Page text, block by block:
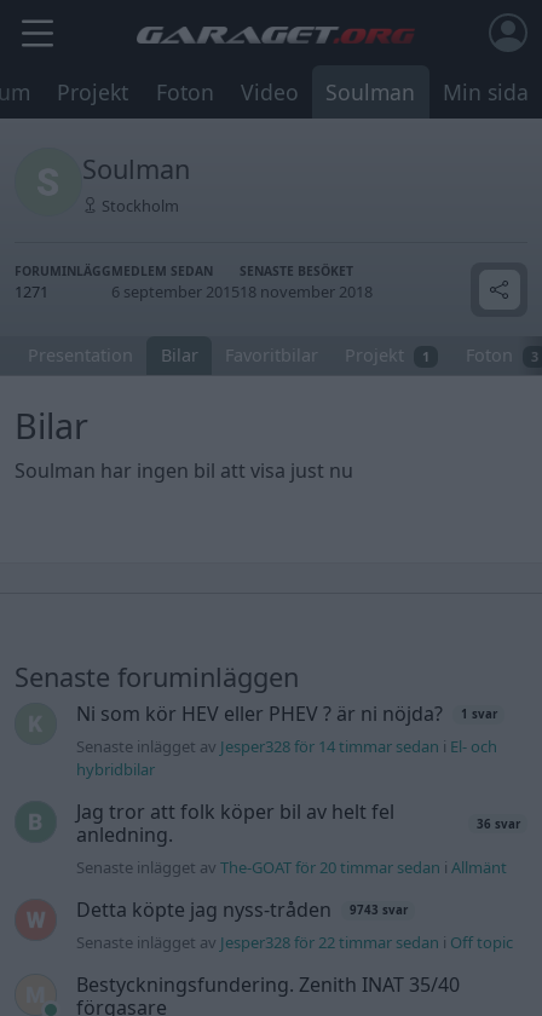
Projekt Foton Video Soulman Min sida
Soulman
Stockholm
FORUMINLÄGG
1271
MEDLEM SEDAN
6 september 2015
SENASTE BESÖKET
18 november 2018
Presentation Bilar Favoritbilar Projekt 1 Foton 3
Bilar
Soulman har ingen bil att visa just nu
Senaste foruminläggen
Ni som kör HEV eller PHEV ? är ni nöjda? 1 svar
Senaste inlägget av Jesper328 för 14 timmar sedan i El- och
hybridbilar
Jag tror att folk köper bil av helt fel
anledning.
36 svar
Senaste inlägget avThe-GOAT för 20 timmar sedan iAllmänt
Detta köpte jag nyss-tråden 9743 svar
Senaste inlägget av Jesper328 för 22 timmar sedan i Off topic
Bestyckningsfundering. Zenith INAT 35/40
förgasare